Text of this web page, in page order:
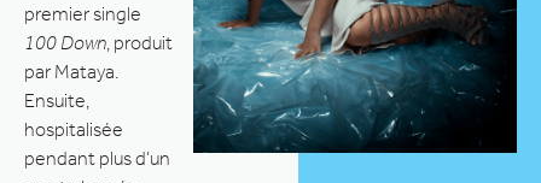
premier single
100 Down , produit
par Mataya.
Ensuite,
hospitalisée
pendant plus d’un